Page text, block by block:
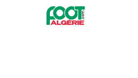
Skip to content